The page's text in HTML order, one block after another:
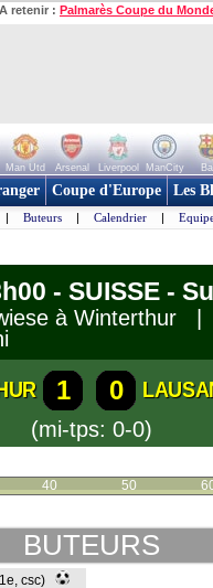
A retenir : Palmarès Coupe du
Man Utd Arsenal Liverpool ManCity
Coupe d'Europe Les
| Buteurs | Calendrier |
- SUISSE -
à Winterthur
1 0
(mi-tps: 0-0)
40 50
BUTEURS
csc)